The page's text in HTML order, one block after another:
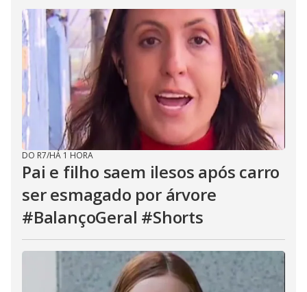
DO R7/HÁ 1 HORA
Pai e filho saem ilesos após carro
ser esmagado por árvore
#BalançoGeral #Shorts